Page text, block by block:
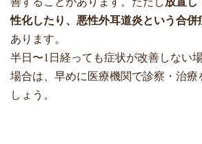
性化したり、悪性外耳道炎という合併
あります。
半日〜1 日経っても症状が改善しない
場合は、早めに医療機関で診察・治療
しょう。